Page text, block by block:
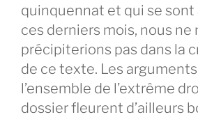
quinquennat et qui se
ces derniers mois, nous ne
précipiterions pas dans la
de ce texte. Les
l’ensemble de l’extrême
dossier fleurent d’ailleurs